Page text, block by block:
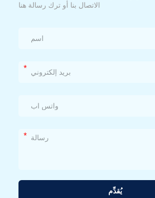
الاتصال بنا أو ترك رسالة هنا
*
*
يُقدِّم